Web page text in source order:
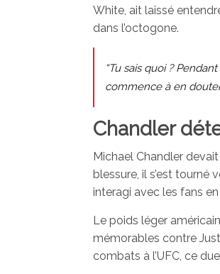
White, ait laissé
dans l’octogone.
“Tu sais quoi ?
commence à en
Chandler
Michael Chandler
blessure, il s’est tourné
interagi avec les fans
Le poids léger
mémorables contre
combats à l’UFC, ce